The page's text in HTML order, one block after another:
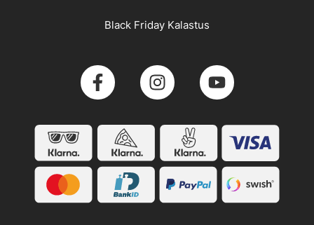
Black Friday Kalastus